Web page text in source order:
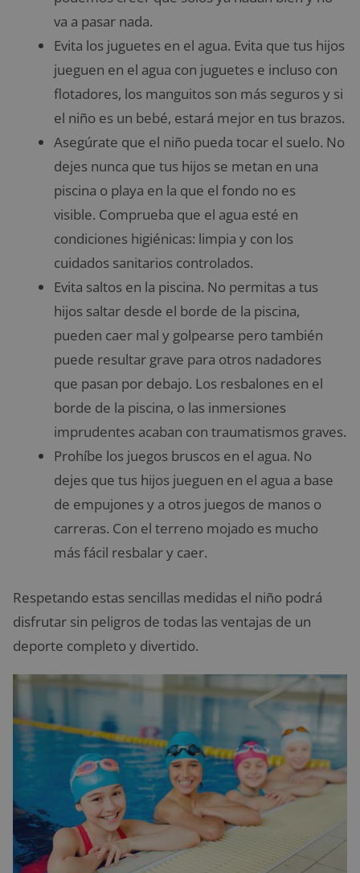
va a pasar nada.
Evita los juguetes en el agua. Evita que tus hijos
jueguen en el agua con juguetes e incluso con
flotadores, los manguitos son más seguros y si
el niño es un bebé, estará mejor en tus brazos.
Asegúrate que el niño pueda tocar el suelo. No
dejes nunca que tus hijos se metan en una
piscina o playa en la que el fondo no es
visible. Comprueba que el agua esté en
condiciones higiénicas: limpia y con los
cuidados sanitarios controlados.
Evita saltos en la piscina. No permitas a tus
hijos saltar desde el borde de la piscina,
pueden caer mal y golpearse pero también
puede resultar grave para otros nadadores
que pasan por debajo. Los resbalones en el
borde de la piscina, o las inmersiones
imprudentes acaban con traumatismos graves.
Prohíbe los juegos bruscos en el agua. No
dejes que tus hijos jueguen en el agua a base
de empujones y a otros juegos de manos o
carreras. Con el terreno mojado es mucho
más fácil resbalar y caer.
Respetando estas sencillas medidas el niño podrá
disfrutar sin peligros de todas las ventajas de un
deporte completo y divertido.